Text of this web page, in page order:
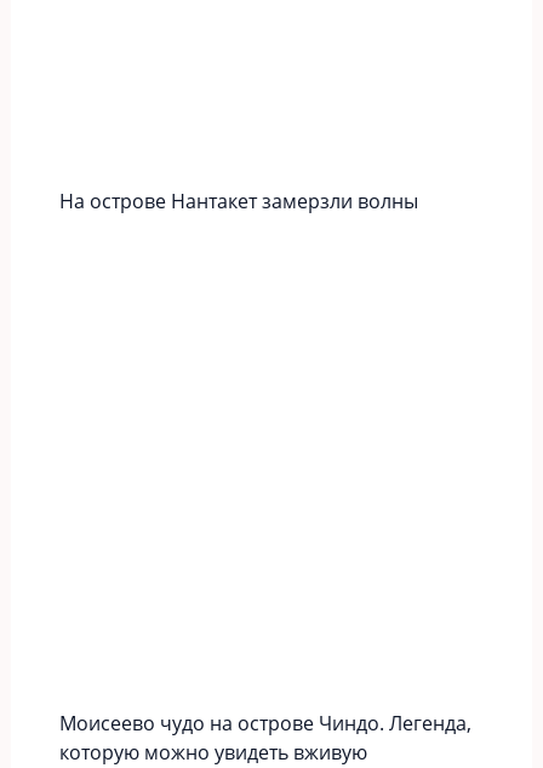
На острове Нантакет замерзли волны
Моисеево чудо на острове Чиндо. Легенда,
которую можно увидеть вживую